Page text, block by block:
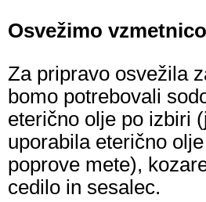
Osvežimo vzmetnico
Za pripravo osvežila
bomo potrebovali
eterično olje po izbiri
uporabila eterično
poprove mete),
cedilo in sesalec.